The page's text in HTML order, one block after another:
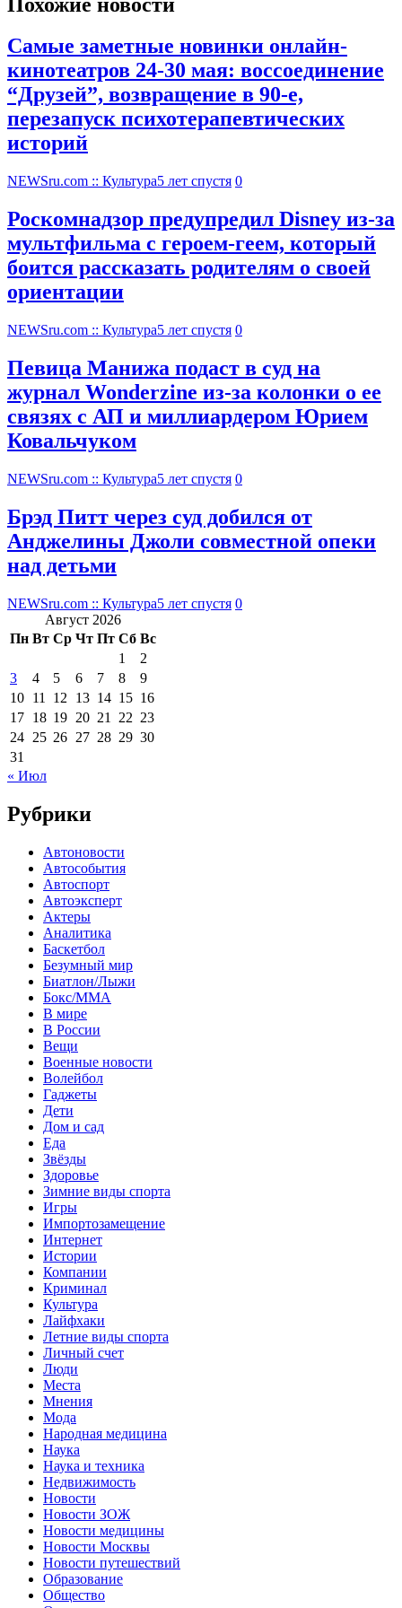
Самые заметные новинки онлайн-
кинотеатров 24-30 мая: воссоединение
“Друзей”, возвращение в 90-е,
перезапуск психотерапевтических
историй
NEWSru.com :: Культура5 лет спустя 0
Роскомнадзор предупредил Disney из-за
мультфильма c героем-геем, который
боится рассказать родителям о своей
ориентации
NEWSru.com :: Культура5 лет спустя 0
Певица Манижа подаст в суд на
журнал Wonderzine из-за колонки о ее
связях с АП и миллиардером Юрием
Ковальчуком
NEWSru.com :: Культура5 лет спустя 0
Брэд Питт через суд добился от
Анджелины Джоли совместной опеки
над детьми
NEWSru.com :: Культура5 лет спустя 0
Август 2026
Пн Вт Ср Чт Пт Сб Вс
1
2
3
4 5 6 7 8
9
10 11 12 13 14 15 16
17 18 19 20 21 22 23
24 25 26 27 28 29 30
31
« Июл
Рубрики
Автоновости
Автособытия
Автоспорт
Автоэксперт
Актеры
Аналитика
Баскетбол
Безумный мир
Биатлон/Лыжи
Бокс/MMA
В мире
В России
Вещи
Военные новости
Волейбол
Гаджеты
Дети
Дом и сад
Еда
Звёзды
Здоровье
Зимние виды спорта
Игры
Импортозамещение
Интернет
Истории
Компании
Криминал
Культура
Лайфхаки
Летние виды спорта
Личный счет
Люди
Места
Мнения
Мода
Народная медицина
Наука
Наука и техника
Недвижимость
Новости
Новости ЗОЖ
Новости медицины
Новости Москвы
Новости путешествий
Образование
Общество